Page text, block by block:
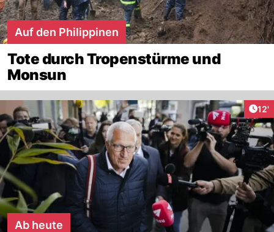
Auf den Philippinen
Tote durch Tropenstürme und
Monsun
12'
Ab heute